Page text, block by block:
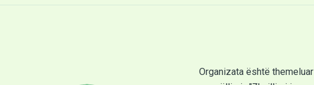
Organizata është themeluar